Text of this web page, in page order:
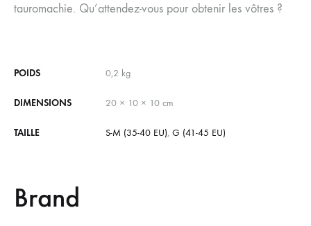
tauromachie. Qu’attendez-vous pour obtenir les vôtres ?
POIDS 0,2 kg
DIMENSIONS 20 × 10 × 10 cm
TAILLE S-M (35-40 EU), G (41-45 EU)
Brand